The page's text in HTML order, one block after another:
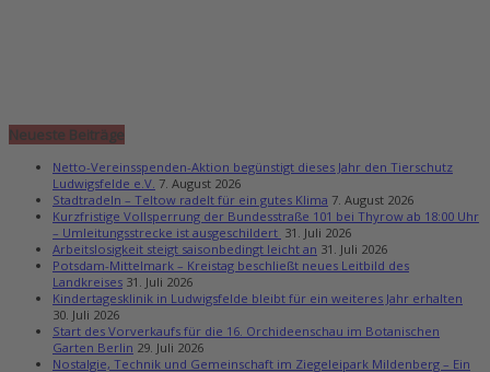
Neueste Beiträge
Netto-Vereinsspenden-Aktion begünstigt dieses Jahr den Tierschutz
Ludwigsfelde e.V. 7. August 2026
Stadtradeln – Teltow radelt für ein gutes Klima 7. August 2026
Kurzfristige Vollsperrung der Bundesstraße 101 bei Thyrow ab 18:00 Uhr
– Umleitungsstrecke ist ausgeschildert 31. Juli 2026
Arbeitslosigkeit steigt saisonbedingt leicht an 31. Juli 2026
Potsdam-Mittelmark – Kreistag beschließt neues Leitbild des
Landkreises 31. Juli 2026
Kindertagesklinik in Ludwigsfelde bleibt für ein weiteres Jahr erhalten
30. Juli 2026
Start des Vorverkaufs für die 16. Orchideenschau im Botanischen
Garten Berlin 29. Juli 2026
Nostalgie, Technik und Gemeinschaft im Ziegeleipark Mildenberg – Ein